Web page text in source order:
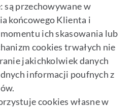
są przechowywane w
końcowego Klienta i
ich skasowania lub
cookies trwałych nie
jakichkolwiek danych
informacji poufnych z
cookies własne w